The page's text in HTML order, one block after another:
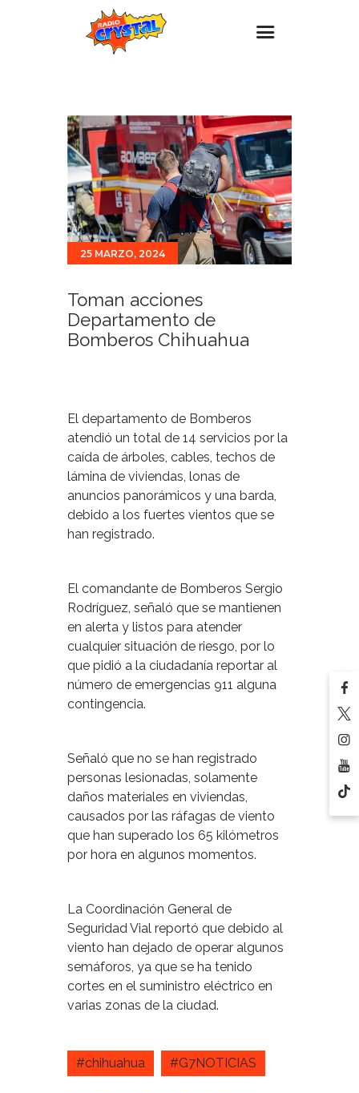
Estaciones
Eventos
Promociones
Noticias
Para ti
Contacto
25 MARZO, 2024
Toman acciones
Departamento de
Bomberos Chihuahua
El departamento de Bomberos
atendió un total de 14 servicios por la
caída de árboles, cables, techos de
lámina de viviendas, lonas de
anuncios panorámicos y una barda,
debido a los fuertes vientos que se
han registrado.
El comandante de Bomberos Sergio
Rodríguez, señaló que se mantienen
en alerta y listos para atender
cualquier situación de riesgo, por lo
que pidió a la ciudadanía reportar al
número de emergencias 911 alguna
contingencia.
Señaló que no se han registrado
personas lesionadas, solamente
daños materiales en viviendas,
causados por las ráfagas de viento
que han superado los 65 kilómetros
por hora en algunos momentos.
La Coordinación General de
Seguridad Vial reportó que debido al
viento han dejado de operar algunos
semáforos, ya que se ha tenido
cortes en el suministro eléctrico en
varias zonas de la ciudad.
#chihuahua #G7NOTICIAS